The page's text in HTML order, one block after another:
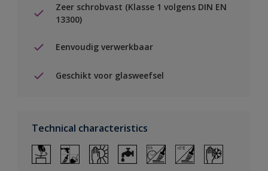
Zeer schrobvast (Klasse 1 volgens DIN EN
13300)
Eenvoudig verwerkbaar
Geschikt voor glasweefsel
Technical characteristics